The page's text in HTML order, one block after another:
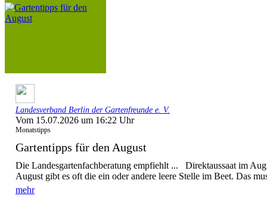
Landesverband Berlin der Gartenfreunde e. V.
Vom 15.07.2026 um 16:22 Uhr
Monatstipps
Gartentipps für den August
Die Landesgartenfachberatung empfiehlt ... Direktaussaat im
August gibt es oft die ein oder andere leere Stelle im Beet. Das
mehr